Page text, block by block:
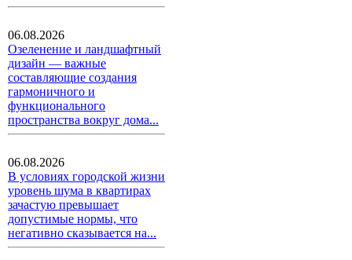
06.08.2026
Озеленение и ландшафтный
дизайн — важные
составляющие создания
гармоничного и
функционального
пространства вокруг дома...
06.08.2026
В условиях городской жизни
уровень шума в квартирах
зачастую превышает
допустимые нормы, что
негативно сказывается на...